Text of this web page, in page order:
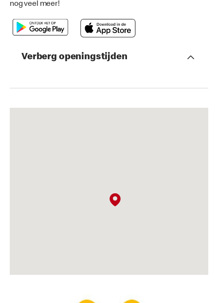
nog veel meer!
Verberg openingstijden